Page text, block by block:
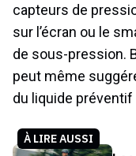
capteurs de
sur l’écran ou le
de sous-pression.
peut même
du liquide préventif
À LIRE AUSSI